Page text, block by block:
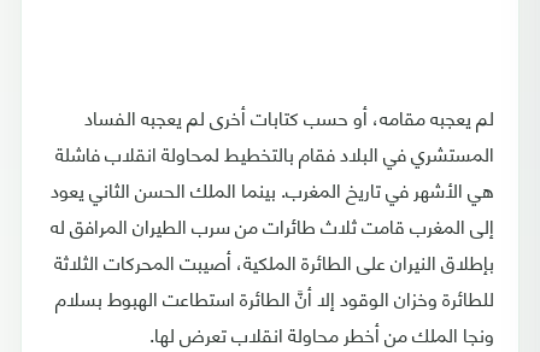
لم يعجبه مقامه، أو حسب كتابات أخرى لم يعجبه الفساد
المستشري في البلاد فقام بالتخطيط لمحاولة انقلاب فاشلة
هي الأشهر في تاريخ المغرب. بينما الملك الحسن الثاني يعود
إلى المغرب قامت ثلاث طائرات من سرب الطيران المرافق له
بإطلاق النيران على الطائرة الملكية، أصيبت المحركات الثلاثة
للطائرة وخزان الوقود إلا أنَّ الطائرة استطاعت الهبوط بسلام
ونجا الملك من أخطر محاولة انقلاب تعرض لها.